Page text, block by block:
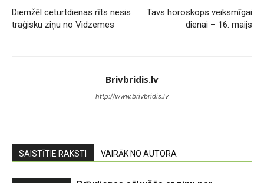
Diemžēl ceturtdienas rīts nesis
traģisku ziņu no Vidzemes
Tavs horoskops veiksmīgai
dienai – 16. maijs
Brivbridis.lv
http://www.brivbridis.lv
SAISTĪTIE RAKSTI VAIRĀK NO AUTORA